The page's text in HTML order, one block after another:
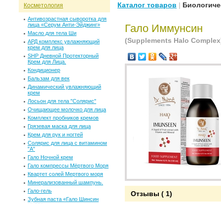
Косметология
Антивозрастная сыворотка для
лица «Серум Анти-Эйджинг»
Масло для тела Ши
АРД комплекс увлажняющий
крем для лица
SHP Дневной Протекторный
Крем для Лица.
Кондиционер
Бальзам для век
Динамический увлажняющий
крем
Лосьон для тела "Солярис"
Очищающее молочко для лица
Комплект пробников кремов
Грязевая маска для лица
Крем для рук и ногтей
Солярис для лица c витамином
"А"
Гало Ночной крем
Гало компрессы Мёртвого Моря
Квартет солей Мертвого моря
Минерализованный шампунь.
Гало-гель
Зубная паста «Гало Шинсин
Каталог товаров |
Гало Иммунсин
(Supplements Halo
Отзывы ( 1)